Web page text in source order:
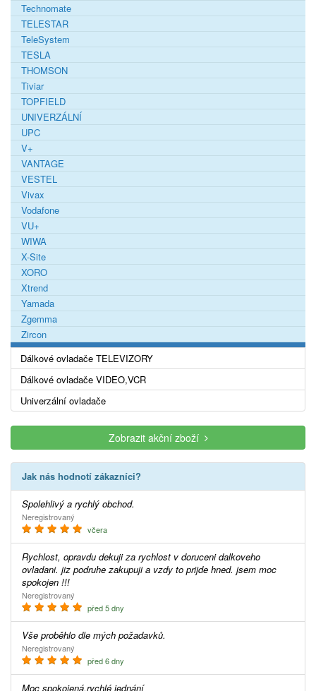
Technomate
TELESTAR
TeleSystem
TESLA
THOMSON
Tiviar
TOPFIELD
UNIVERZÁLNÍ
UPC
V+
VANTAGE
VESTEL
Vivax
Vodafone
VU+
WIWA
X-Site
XORO
Xtrend
Yamada
Zgemma
Zircon
Dálkové ovladače TELEVIZORY
Dálkové ovladače VIDEO,VCR
Univerzální ovladače
Zobrazit akční zboží
Jak nás hodnotí zákazníci?
Spolehlivý a rychlý obchod.
Neregistrovaný
včera
Rychlost, opravdu dekuji za rychlost v doruceni dalkoveho
ovladani. jiz podruhe zakupuji a vzdy to prijde hned. jsem moc
spokojen !!!
Neregistrovaný
před 5 dny
Vše proběhlo dle mých požadavků.
Neregistrovaný
před 6 dny
Moc spokojená,rychlé jednání